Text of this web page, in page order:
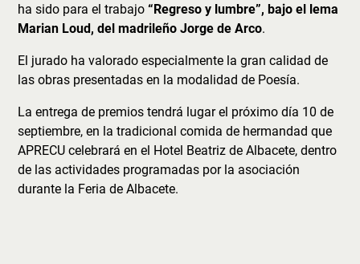
ha sido para el trabajo“Regreso y lumbre”, bajo el lema
Marian Loud, del madrileño Jorge de Arco.
El jurado ha valorado especialmente la gran calidad de
las obras presentadas en la modalidad de Poesía.
La entrega de premios tendrá lugar el próximo día 10 de
septiembre, en la tradicional comida de hermandad que
APRECU celebrará en el Hotel Beatriz de Albacete, dentro
de las actividades programadas por la asociación
durante la Feria de Albacete.